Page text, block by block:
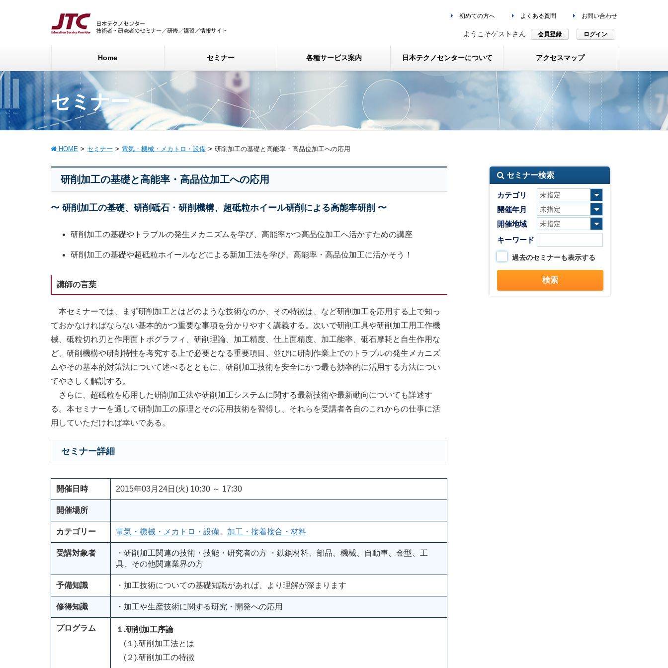
初めての方へ よくある質問 お問い合わせ
ようこそゲストさん 会員登録 ログイン
Home セミナー 各種サービス案内 日本テクノセンターについて アクセスマップ
セミナー
HOME セミナー 電気・機械・メカトロ・設備 研削加工の基礎と高能率・高品位加工への応用
研削加工の基礎と高能率・高品位加工への応用
〜 研削加工の基礎、研削砥石・研削機構、超砥粒ホイール研削による高能率研削 〜
研削加工の基礎やトラブルの発生メカニズムを学び、高能率かつ高品位加工へ活かすための講座
研削加工の基礎や超砥粒ホイールなどによる新加工法を学び、高能率・高品位加工に活かそう！
講師の言葉
本セミナーでは、まず研削加工とはどのような技術なのか、その特徴は、など研削加工を応用する上で知っ
ておかなければならない基本的かつ重要な事項を分かりやすく講義する。次いで研削工具や研削加工用工作機
械、砥粒切れ刃と作用面トポグラフィ、研削理論、加工精度、仕上面精度、加工能率、砥石摩耗と自生作用な
ど、研削機構や研削特性を考究する上で必要となる重要項目、並びに研削作業上でのトラブルの発生メカニズ
ムやその基本的対策法について述べるとともに、研削加工技術を安全にかつ最も効率的に活用する方法につい
てやさしく解説する。
さらに、超砥粒を応用した研削加工法や研削加工システムに関する最新技術や最新動向についても詳述す
る。本セミナーを通して研削加工の原理とその応用技術を習得し、それらを受講者各自のこれからの仕事に活
用していただければ幸いである。
セミナー詳細
開催日時 2015年03月24日(火) 10:30 ～ 17:30
開催場所
カテゴリー 電気・機械・メカトロ・設備 加工・接着接合・材料
受講対象者
・研削加工関連の技術・技能・研究者の方 ・鉄鋼材料、部品、機械、自動車、金型、工
具、その他関連業界の方
予備知識 ・加工技術についての基礎知識があれば、より理解が深まります
修得知識 ・加工や生産技術に関する研究・開発への応用
プログラム
１.研削加工序論
(１).研削加工法とは
(２).研削加工の特徴
セミナー検索
カテゴリ
開催年月
開催地域
キーワード
過去のセミナーも表示する